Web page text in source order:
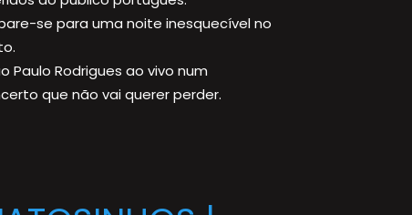
se para uma noite inesquecível no
Paulo Rodrigues ao vivo num
que não vai querer perder.